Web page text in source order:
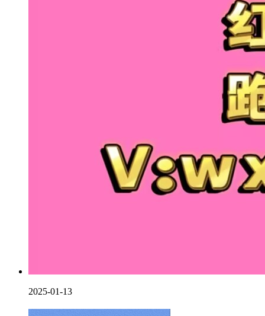
2025-01-13